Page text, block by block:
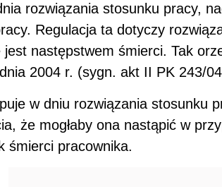
rozwiązania stosunku pracy,
Regulacja ta dotyczy
następstwem śmierci. Tak
2004 r. (sygn. akt II PK 243/
w dniu rozwiązania stosunku
że mogłaby ona nastąpić w
śmierci pracownika.